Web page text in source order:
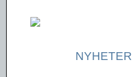
NYHETER